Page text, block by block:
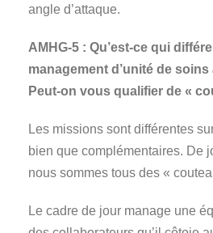
angle d’attaque.
AMHG-5 : Qu’est-ce qui
management d’unité de
Peut-on vous qualifier de «
Les missions sont différentes
bien que complémentaires. De
nous sommes tous des «
Le cadre de jour manage une